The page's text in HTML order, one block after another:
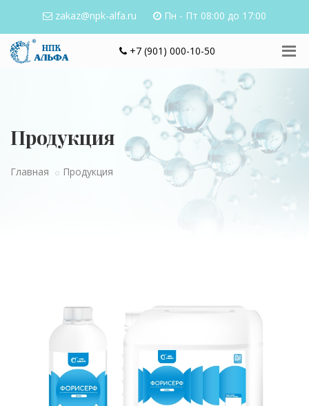
zakaz@npk-alfa.ru Пн - Пт 08:00 до 17:00
+7 (901) 000-10-50
Продукция
Главная Продукция